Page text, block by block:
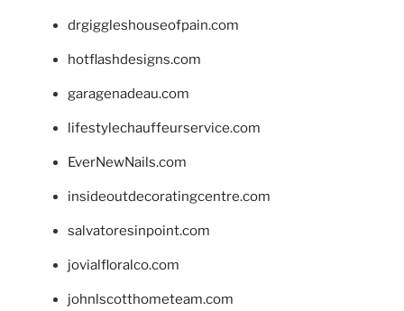
drgiggleshouseofpain.com
hotflashdesigns.com
garagenadeau.com
lifestylechauffeurservice.com
EverNewNails.com
insideoutdecoratingcentre.com
salvatoresinpoint.com
jovialfloralco.com
johnlscotthometeam.com